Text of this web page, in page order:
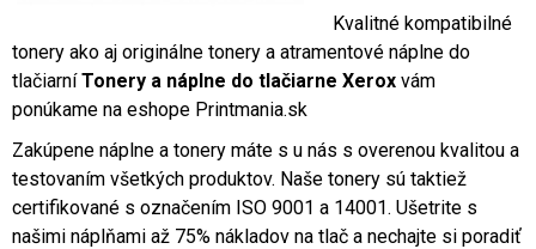
Kvalitné kompatibilné
tonery ako aj originálne tonery a atramentové náplne do
tlačiarníTonery a náplne do tlačiarne Xerox vám
ponúkame na eshope Printmania.sk
Zakúpene náplne a tonery máte s u nás s overenou kvalitou a
testovaním všetkých produktov. Naše tonery sú taktiež
certifikované s označením ISO 9001 a 14001. Ušetrite s
našimi náplňami až 75% nákladov na tlač a nechajte si poradiť